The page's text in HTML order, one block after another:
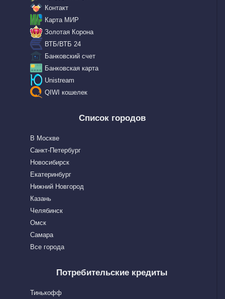
Контакт
Карта МИР
Золотая Корона
ВТБ/ВТБ 24
Банковский счет
Банковская карта
Unistream
QIWI кошелек
Список городов
В Москве
Санкт-Петербург
Новосибирск
Екатеринбург
Нижний Новгород
Казань
Челябинск
Омск
Самара
Все города
Потребительские кредиты
Тинькофф